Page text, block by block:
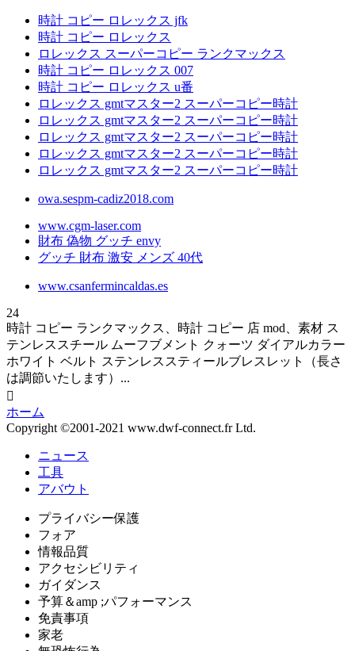
時計 コピー ロレックス jfk
時計 コピー ロレックス
ロレックス スーパーコピー ランクマックス
時計 コピー ロレックス 007
時計 コピー ロレックス u番
ロレックス gmtマスター2 スーパーコピー時計
ロレックス gmtマスター2 スーパーコピー時計
ロレックス gmtマスター2 スーパーコピー時計
ロレックス gmtマスター2 スーパーコピー時計
ロレックス gmtマスター2 スーパーコピー時計
owa.sespm-cadiz2018.com
www.cgm-laser.com
財布 偽物 グッチ envy
グッチ 財布 激安 メンズ 40代
www.csanfermincaldas.es
24
時計 コピー ランクマックス、時計 コピー 店 mod、素材 ス
テンレススチール ムーフブメント クォーツ ダイアルカラー
ホワイト ベルト ステンレススティールブレスレット（長さ
は調節いたします）...

ホーム
Copyright ©2001-2021 www.dwf-connect.fr Ltd.
ニュース
工具
アバウト
プライバシー保護
フォア
情報品質
アクセシビリティ
ガイダンス
予算＆amp ;パフォーマンス
免責事項
家老